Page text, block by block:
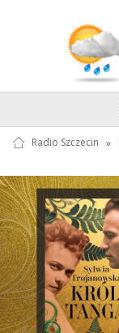
Radio Szczecin »